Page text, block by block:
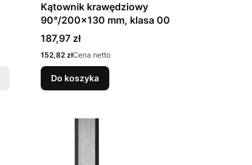
Kątownik krawędziowy
90°/200x130 mm, klasa 00
Cena
187,97 zł
Cena
152,82 złCena netto
Do koszyka